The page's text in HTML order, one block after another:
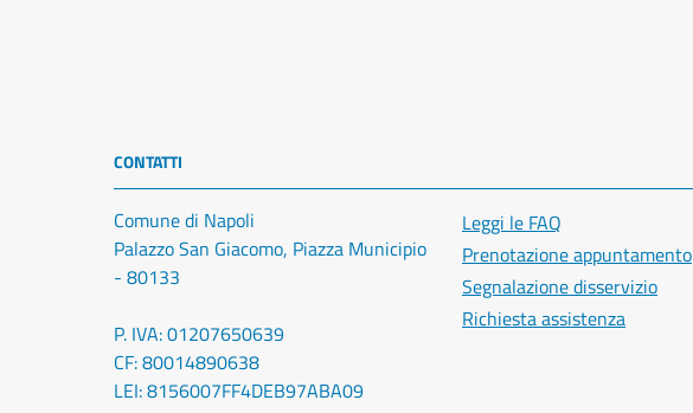
CONTATTI
Comune di Napoli
Palazzo San Giacomo, Piazza Municipio
- 80133
P. IVA: 01207650639
CF: 80014890638
LEI: 8156007FF4DEB97ABA09
Leggi le FAQ
Prenotazione appuntamento
Segnalazione disservizio
Richiesta assistenza